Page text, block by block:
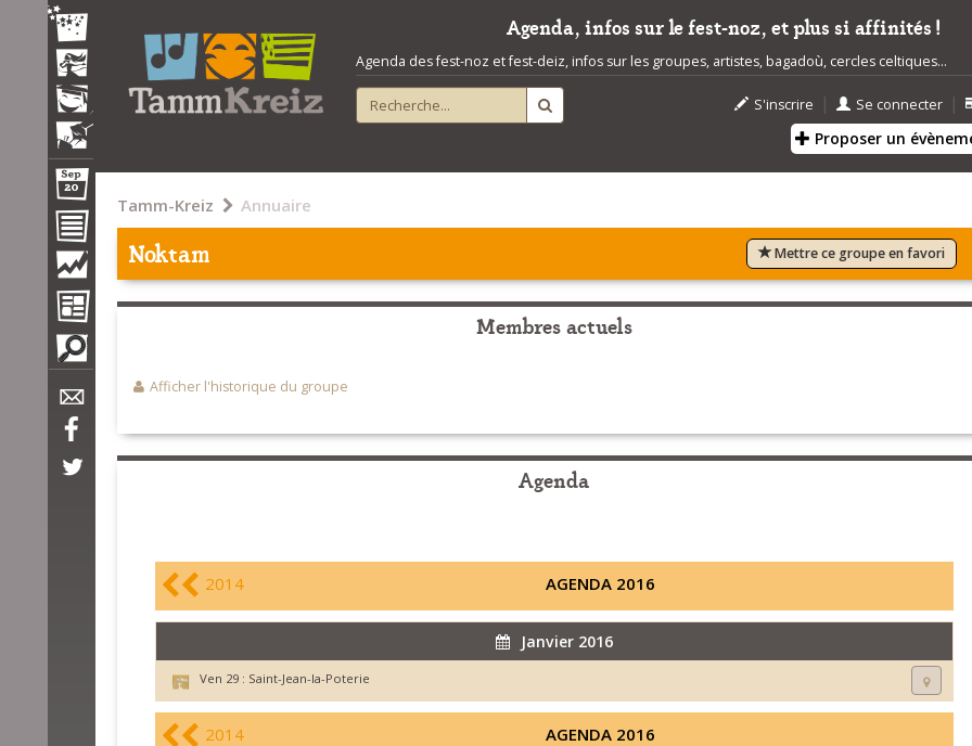
Agenda, infos sur le fest-noz, et plus si affinités !
Agenda des fest-noz et fest-deiz, infos sur les groupes, artistes, bagadoù, cercles celtiques...
S'inscrire | Se connecter |
Proposer un
Tamm-Kreiz Annuaire
Noktam Mettre ce groupe en favori
Membres actuels
Afficher l'historique du groupe
Agenda
2014 AGENDA 2016
Janvier 2016
Ven 29 : Saint-Jean-la-Poterie
2014 AGENDA 2016